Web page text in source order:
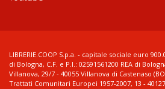
LIBRERIE.COOP S.p.a. - capitale sociale euro
di Bologna, C.F. e P.I.: 02591561200 REA di
Villanova, 29/7 - 40055 Villanova di Castenaso
Trattati Comunitari Europei 1957-2007, 13 -